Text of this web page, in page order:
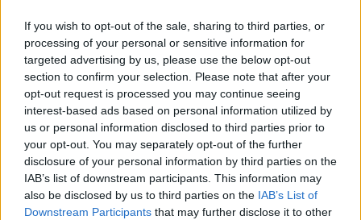
If you wish to opt-out of the sale, sharing to third parties, or
processing of your personal or sensitive information for
targeted advertising by us, please use the below opt-out
section to confirm your selection. Please note that after your
opt-out request is processed you may continue seeing
interest-based ads based on personal information utilized by
us or personal information disclosed to third parties prior to
your opt-out. You may separately opt-out of the further
disclosure of your personal information by third parties on the
IAB’s list of downstream participants. This information may
also be disclosed by us to third parties on the IAB’s List of
Downstream Participants that may further disclose it to other
διεθνή σειρά δεικτών FTSE4Good
6 Αυγούστου 2026
Heaven of Brands × Fussion: Η
εμπειρία του retail συναντά το
performance της νέας εποχής
6 Αυγούστου 2026